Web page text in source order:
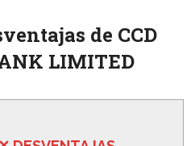
de CCD
LIMITED